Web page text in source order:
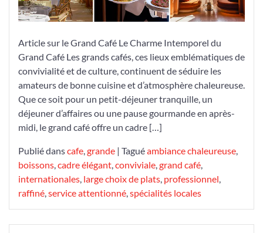
et
Saveurs
Article sur le Grand Café Le Charme Intemporel du
Grand Café Les grands cafés, ces lieux emblématiques de
convivialité et de culture, continuent de séduire les
amateurs de bonne cuisine et d’atmosphère chaleureuse.
Que ce soit pour un petit-déjeuner tranquille, un
déjeuner d’affaires ou une pause gourmande en après-
midi, le grand café offre un cadre […]
Publié danscafe grande | Taguéambiance chaleureuse
boissons cadre élégant conviviale grand café
internationales large choix de plats professionnel
raffiné service attentionné spécialités locales